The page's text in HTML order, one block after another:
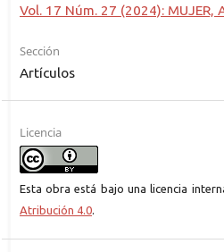
Vol. 17 Núm. 27 (2024): MUJER,
Sección
Artículos
Licencia
Esta obra está bajo una licencia
Atribución 4.0.